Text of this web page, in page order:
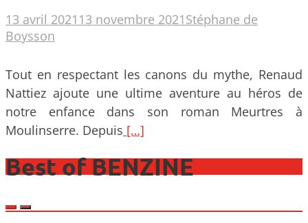
13 avril 2021 13 novembre 2021Stéphane de
Boysson
Tout en respectant les canons du mythe, Renaud
Nattiez ajoute une ultime aventure au héros de
notre enfance dans son roman Meurtres à
Moulinserre. Depuis […]
Best of BENZINE